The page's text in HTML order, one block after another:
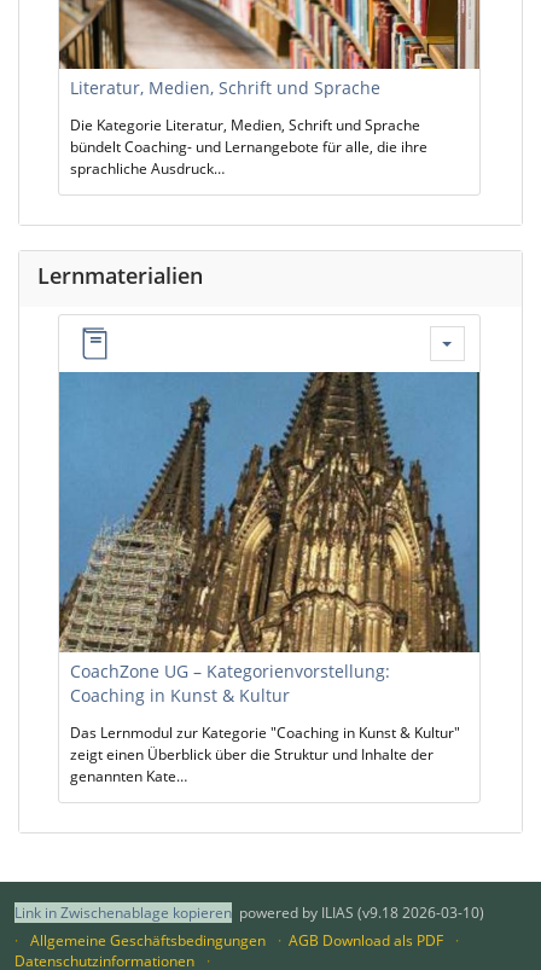
Literatur, Medien, Schrift und Sprache
Die Kategorie Literatur, Medien, Schrift und Sprache
bündelt Coaching- und Lernangebote für alle, die ihre
sprachliche Ausdruck…
Lernmaterialien
CoachZone UG – Kategorienvorstellung:
Coaching in Kunst & Kultur
Das Lernmodul zur Kategorie "Coaching in Kunst & Kultur"
zeigt einen Überblick über die Struktur und Inhalte der
genannten Kate…
Link in Zwischenablage kopieren powered by ILIAS (v9.18 2026-03-10)
Allgemeine Geschäftsbedingungen
AGB Download als PDF
Datenschutzinformationen